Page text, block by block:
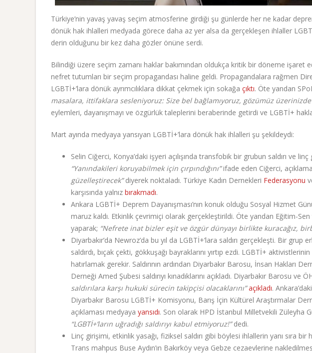
Türkiye’nin yavaş yavaş seçim atmosferine girdiği şu günlerde her ne kadar
dönük hak ihlalleri medyada görece daha az yer alsa da gerçekleşen ihlaller
derin olduğunu bir kez daha gözler önüne serdi.
Bilindiği üzere seçim zamanı haklar bakımından oldukça kritik bir döneme işaret
nefret tutumları bir seçim propagandası haline geldi. Propagandalara rağmen
LGBTİ+’lara dönük ayrımcılıklara dikkat çekmek için sokağa çıktı. Öte yandan
masalara, ittifaklara sesleniyoruz: Size bel bağlamıyoruz, gözümüz
eylemleri, dayanışmayı ve özgürlük taleplerini beraberinde getirdi ve LGBTİ+
Mart ayında medyaya yansıyan LGBTİ+’lara dönük hak ihlalleri şu şekildeydi:
Selin Ciğerci, Konya’daki işyeri açılışında transfobik bir grubun saldırı ve
“Yanındakileri koruyabilmek için çırpındığını”ifade eden Ciğerci,
güzelleştirecek”diyerek noktaladı. Türkiye Kadın Dernekleri Federasyonu
karşısında yalnız bırakmadı.
Ankara LGBTİ+ Deprem Dayanışması’nın konuk olduğu Sosyal Hizmet
maruz kaldı. Etkinlik çevrimiçi olarak gerçekleştirildi. Öte yandan Eğitim-
yaparak; “Nefrete inat bizler eşit ve özgür dünyayı birlikte kuracağız,
Diyarbakır’da Newroz’da bu yıl da LGBTİ+’lara saldırı gerçekleşti. Bir grup
saldırdı, bıçak çekti, gökkuşağı bayraklarını yırtıp ezdi. LGBTİ+
hatırlamak gerekir. Saldırının ardından Diyarbakır Barosu, İnsan Hakları
Derneği Amed Şubesi saldırıyı kınadıklarını açıkladı. Diyarbakır Barosu ve
saldırılara karşı hukuki sürecin takipçisi olacaklarını” açıkladı.
Diyarbakır Barosu LGBTİ+ Komisyonu, Barış İçin Kültürel Araştırmalar
açıklaması medyaya yansıdı. Son olarak HPD İstanbul Milletvekili Züleyha
“LGBTİ+’ların uğradığı saldırıyı kabul etmiyoruz!”dedi.
Linç girişimi, etkinlik yasağı, fiziksel saldırı gibi böylesi ihlallerin yanı sıra
Trans mahpus Buse Aydın’ın Bakırköy veya Gebze cezaevlerine